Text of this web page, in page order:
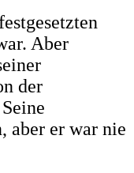
Aber
der
aber er war nie